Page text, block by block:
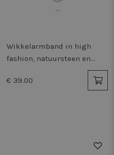
Wikkelarmband in high
fashion, natuursteen en
€ 39.00